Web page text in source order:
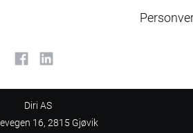
Diri AS
16, 2815 Gjøvik